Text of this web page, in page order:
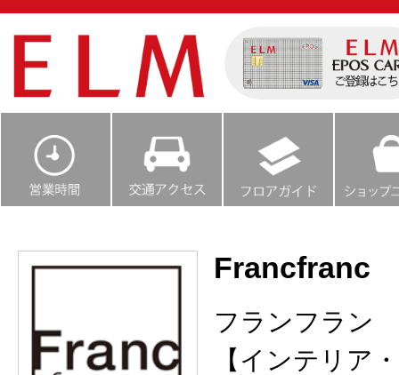
Francfranc
フランフラン
【インテリア